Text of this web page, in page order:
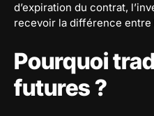
d’expiration du contrat,
recevoir la différence
Pourquoi
futures ?